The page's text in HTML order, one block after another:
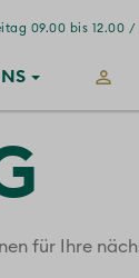
09.00 bis 12.00 /
für Ihre